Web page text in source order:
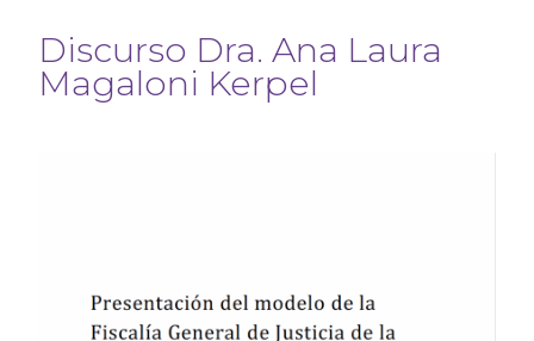
Discurso Dra. Ana Laura
Magaloni Kerpel